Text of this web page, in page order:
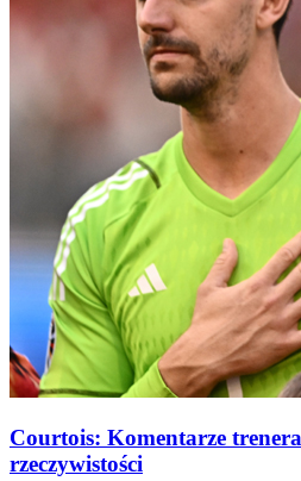
Courtois: Komentarze
rzeczywistości